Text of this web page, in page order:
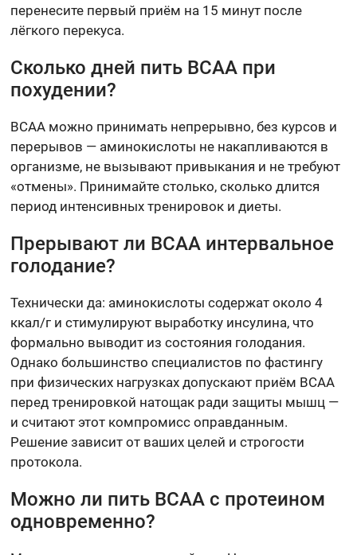
перенесите первый приём на 15 минут после
лёгкого перекуса.
Сколько дней пить BCAA при
похудении?
BCAA можно принимать непрерывно, без курсов и
перерывов — аминокислоты не накапливаются в
организме, не вызывают привыкания и не требуют
«отмены». Принимайте столько, сколько длится
период интенсивных тренировок и диеты.
Прерывают ли BCAA интервальное
голодание?
Технически да: аминокислоты содержат около 4
ккал/г и стимулируют выработку инсулина, что
формально выводит из состояния голодания.
Однако большинство специалистов по фастингу
при физических нагрузках допускают приём BCAA
перед тренировкой натощак ради защиты мышц —
и считают этот компромисс оправданным.
Решение зависит от ваших целей и строгости
протокола.
Можно ли пить BCAA с протеином
одновременно?